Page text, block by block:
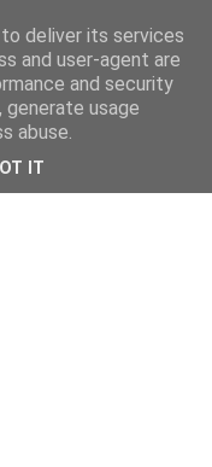
deliver its services
and user-agent are
and security
usage
abuse.
IT